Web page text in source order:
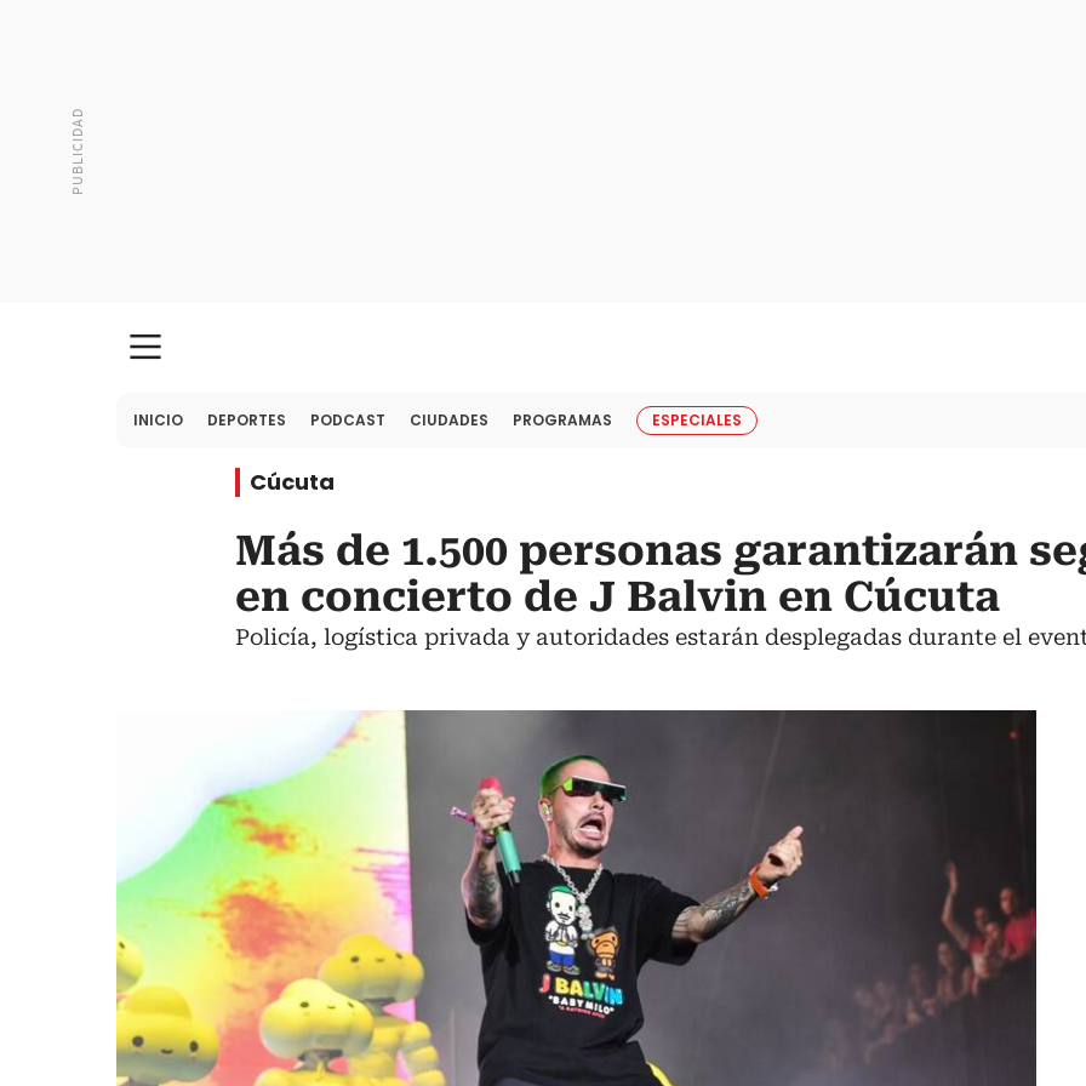
INICIO DEPORTES PODCAST CIUDADES PROGRAMAS ESPECIALES
Cúcuta
Más de 1.500 personas garantizarán
en concierto de J Balvin en Cúcuta
Policía, logística privada y autoridades estarán desplegadas durante el